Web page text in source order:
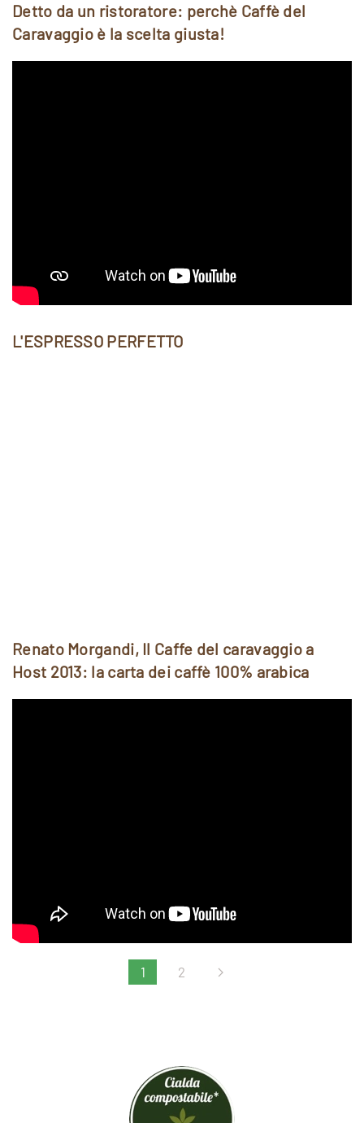
Detto da un ristoratore: perchè Caffè del
Caravaggio è la scelta giusta!
L'ESPRESSO PERFETTO
Renato Morgandi, Il Caffe del caravaggio a
Host 2013: la carta dei caffè 100% arabica
1 2